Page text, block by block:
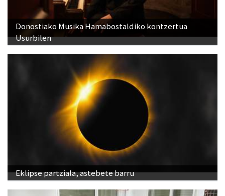
Donostiako Musika Hamabostaldiko kontzertua
Usurbilen
Eklipse partziala, astebete barru